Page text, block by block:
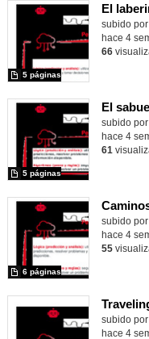
El
subido por
5 páginas
hace 4
66
El
subido por
5 páginas
hace 4
61
subido por
6 páginas
hace 4
55
subido por
hace 4